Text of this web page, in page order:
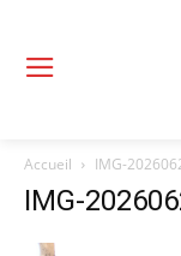
Accueil IMG-
IMG-